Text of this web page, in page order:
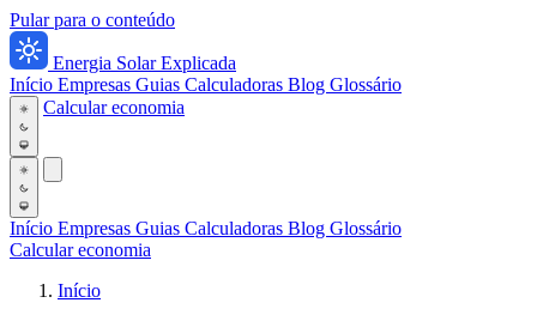
Pular para o conteúdo
Energia Solar Explicada
Início Empresas Guias Calculadoras Blog Glossário
Calcular economia
Início Empresas Guias Calculadoras Blog Glossário
Calcular economia
Início